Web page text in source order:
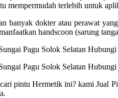
mempermudah terlebih untuk
banyak dokter atau perawat
handscoon (sarung
pintu Hermetik ini? kami Jual